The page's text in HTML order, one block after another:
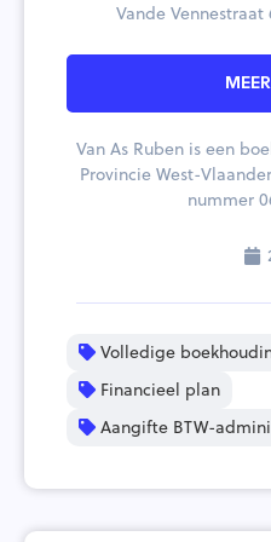
Vande Vennestraat
Van As Ruben is een
Provincie West-
nummer
Volledige
Financieel plan
Aangifte BTW-